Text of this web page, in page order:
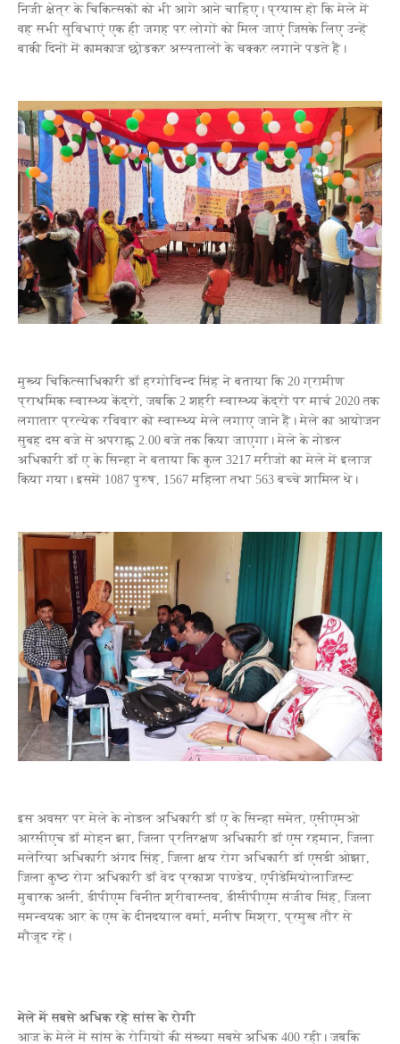
निजी क्षेत्र के चिकित्सकों को भी आगे आने चाहिए। प्रयास हो कि मेले में
वह सभी सुविधाएं एक ही जगह पर लोगों को मिल जाएं जिसके लिए उन्हें
बाकी दिनों में कामकाज छोड़कर अस्पतालों के चक्कर लगाने पड़ते हैं।
मुख्य चिकित्साधिकारी डॉ हरगोविन्‍द सिंह ने बताया कि 20 ग्रामीण
प्राथमिक स्वास्थ्य केंद्रों, जबकि 2 शहरी स्वास्थ्य केंद्रों पर मार्च 2020 तक
लगातार प्रत्येक रविवार को स्वास्थ्य मेले लगाए जाने हैं। मेले का आयोजन
सुबह दस बजे से अपराह्न 2.00 बजे तक किया जाएगा। मेले के नोडल
अधिकारी डॉ ए के सिन्‍हा ने बताया कि कुल 3217 मरीजों का मेले में इलाज
किया गया। इसमें 1087 पुरुष, 1567 महिला तथा 563 बच्‍चे शामिल थे।
इस अवसर पर मेले के नोडल अधिकारी डॉ ए के सिन्‍हा समेत, एसीएमओ
आरसीएच डॉ मोहन झा, जिला प्रतिरक्षण अधिकारी डॉ एस रहमान, जिला
मलेरिया अधिकारी अंगद सिंह, जिला क्षय रोग अधिकारी डॉ एसडी ओझा,
जिला कुष्‍ठ रोग अधिकारी डॉ वेद प्रकाश पाण्‍डेय, एपीडेमियोलाजिस्‍ट
मुबारक अली, डीपीएम विनीत श्रीवास्‍तव, डीसीपीएम संजीव सिंह, जिला
समन्‍वयक आर के एस के दीनदयाल वर्मा, मनीष मिश्रा, प्रमुख तौर से
मौजूद रहे।
मेले में सबसे अधिक रहे सांस के रोगी
आज के मेले में सांस के रोगियों की संख्‍या सबसे अधिक 400 रही। जबकि